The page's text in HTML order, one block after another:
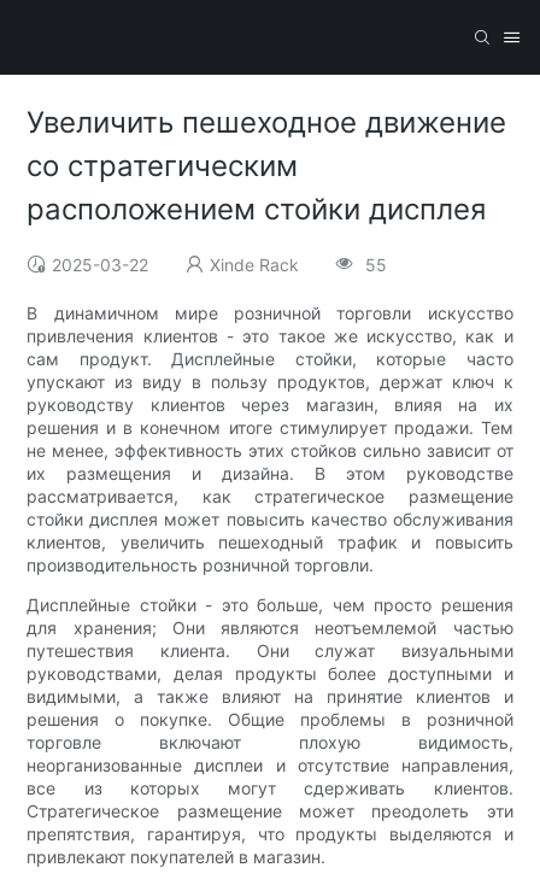
Увеличить пешеходное движение
со стратегическим
расположением стойки дисплея
2025-03-22 Xinde Rack 55
В динамичном мире розничной торговли искусство
привлечения клиентов - это такое же искусство, как и
сам продукт. Дисплейные стойки, которые часто
упускают из виду в пользу продуктов, держат ключ к
руководству клиентов через магазин, влияя на их
решения и в конечном итоге стимулирует продажи. Тем
не менее, эффективность этих стойков сильно зависит от
их размещения и дизайна. В этом руководстве
рассматривается, как стратегическое размещение
стойки дисплея может повысить качество обслуживания
клиентов, увеличить пешеходный трафик и повысить
производительность розничной торговли.
Дисплейные стойки - это больше, чем просто решения
для хранения; Они являются неотъемлемой частью
путешествия клиента. Они служат визуальными
руководствами, делая продукты более доступными и
видимыми, а также влияют на принятие клиентов и
решения о покупке. Общие проблемы в розничной
торговле включают плохую видимость,
неорганизованные дисплеи и отсутствие направления,
все из которых могут сдерживать клиентов.
Стратегическое размещение может преодолеть эти
препятствия, гарантируя, что продукты выделяются и
привлекают покупателей в магазин.